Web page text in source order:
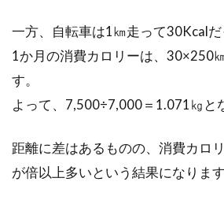
一方、自転車は1㎞走って30Kcalだ
1か月の消費カロリーは、30×250
す。
よって、7,500÷7,000＝1.071㎏と
距離に差はあるものの、消費カロ
が倍以上多いという結果になります